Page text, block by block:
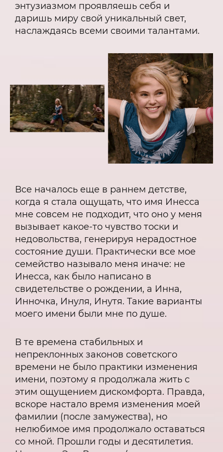
энтузиазмом проявляешь себя и
даришь миру свой уникальный свет,
наслаждаясь всеми своими талантами.
Все началось еще в раннем детстве,
когда я стала ощущать, что имя Инесса
мне совсем не подходит, что оно у меня
вызывает какое-то чувство тоски и
недовольства, генерируя нерадостное
состояние души. Практически все мое
семейство называло меня иначе: не
Инесса, как было написано в
свидетельстве о рождении, а Инна,
Инночка, Инуля, Инутя. Такие варианты
моего имени были мне по душе.
В те времена стабильных и
непреклонных законов советского
времени не было практики изменения
имени, поэтому я продолжала жить с
этим ощущением дискомфорта. Правда,
вскоре настало время изменения моей
фамилии (после замужества), но
нелюбимое имя продолжало оставаться
со мной. Прошли годы и десятилетия.